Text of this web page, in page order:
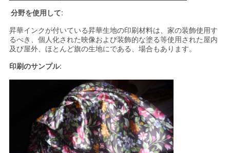
す
べ
て
分野を使用して:
昇華インクが付いている昇華生地の印刷材料は、家の装飾使用す
るべき、個人化された映像および装飾的な塗る等使用された屋内
及び屋外、ほとんど旗の生地にである、場合もあります。
印刷のサンプル: